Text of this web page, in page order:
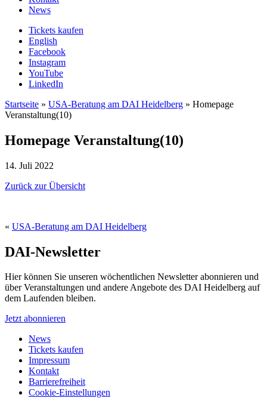
News
Tickets kaufen
English
Facebook
Instagram
YouTube
LinkedIn
Startseite » USA-Beratung am DAI Heidelberg » Homepage
Veranstaltung(10)
Homepage Veranstaltung(10)
14. Juli 2022
Zurück zur Übersicht
« USA-Beratung am DAI Heidelberg
DAI-Newsletter
Hier können Sie unseren wöchentlichen Newsletter abonnieren und
über Veranstaltungen und andere Angebote des DAI Heidelberg auf
dem Laufenden bleiben.
Jetzt abonnieren
News
Tickets kaufen
Impressum
Kontakt
Barrierefreiheit
Cookie-Einstellungen